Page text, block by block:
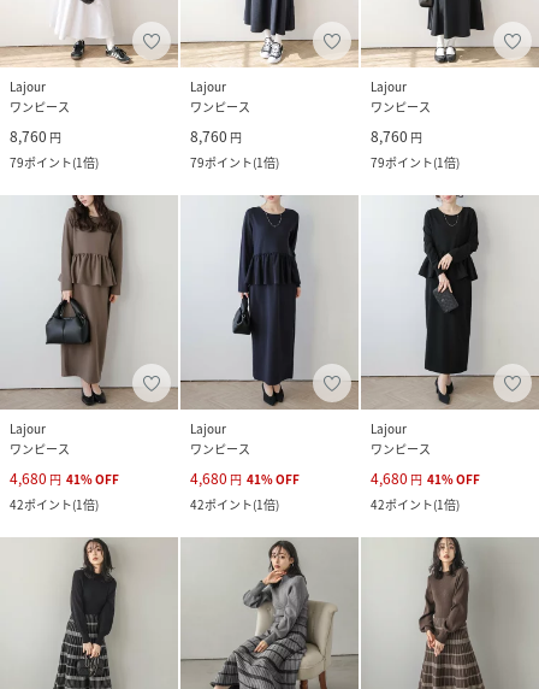
Lajour
ワンピース
8,760 円
79ポイント(1倍)
Lajour
ワンピース
8,760 円
79ポイント(1倍)
Lajour
ワンピース
8,760 円
79ポイント(1倍)
Lajour
ワンピース
4,680 円 41%OFF
42ポイント(1倍)
Lajour
ワンピース
4,680 円 41%OFF
42ポイント(1倍)
Lajour
ワンピース
4,680 円 41%OFF
42ポイント(1倍)